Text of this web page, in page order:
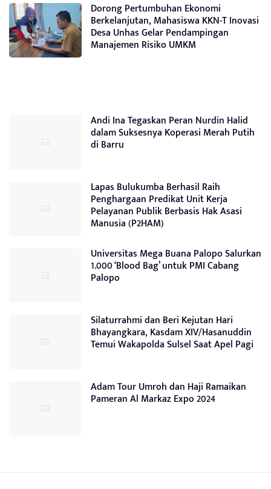
Dorong Pertumbuhan Ekonomi
Berkelanjutan, Mahasiswa KKN-T Inovasi
Desa Unhas Gelar Pendampingan
Manajemen Risiko UMKM
Andi Ina Tegaskan Peran Nurdin Halid
dalam Suksesnya Koperasi Merah Putih
di Barru
Lapas Bulukumba Berhasil Raih
Penghargaan Predikat Unit Kerja
Pelayanan Publik Berbasis Hak Asasi
Manusia (P2HAM)
Universitas Mega Buana Palopo Salurkan
1.000 ‘Blood Bag’ untuk PMI Cabang
Palopo
Silaturrahmi dan Beri Kejutan Hari
Bhayangkara, Kasdam XIV/Hasanuddin
Temui Wakapolda Sulsel Saat Apel Pagi
Adam Tour Umroh dan Haji Ramaikan
Pameran Al Markaz Expo 2024